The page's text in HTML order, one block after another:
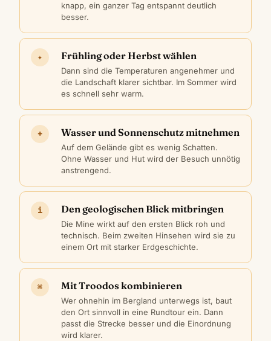
knapp, ein ganzer Tag entspannt deutlich
besser.
✦ Frühling oder Herbst wählen
Dann sind die Temperaturen angenehmer und
die Landschaft klarer sichtbar. Im Sommer wird
es schnell sehr warm.
+ Wasser und Sonnenschutz mitnehmen
Auf dem Gelände gibt es wenig Schatten.
Ohne Wasser und Hut wird der Besuch unnötig
anstrengend.
i Den geologischen Blick mitbringen
Die Mine wirkt auf den ersten Blick roh und
technisch. Beim zweiten Hinsehen wird sie zu
einem Ort mit starker Erdgeschichte.
⌘ Mit Troodos kombinieren
Wer ohnehin im Bergland unterwegs ist, baut
den Ort sinnvoll in eine Rundtour ein. Dann
passt die Strecke besser und die Einordnung
wird klarer.